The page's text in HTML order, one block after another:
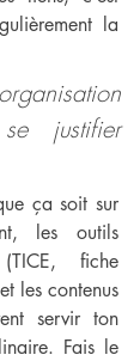
la
justifier
ça soit sur
les outils
fiche
les contenus
servir ton
Fais le